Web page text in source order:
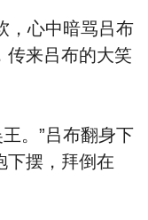
心中暗骂吕布
传来吕布的大笑
。”吕布翻身下
下摆，拜倒在